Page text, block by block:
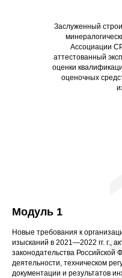
Заслуженный
Ассоциации
аттестованный
оценки
оценочных
Модуль 1
Новые требования к
изысканий в 2021—2022 гг. г.,
законодательства Российской
деятельности, техническом
документации и результатов